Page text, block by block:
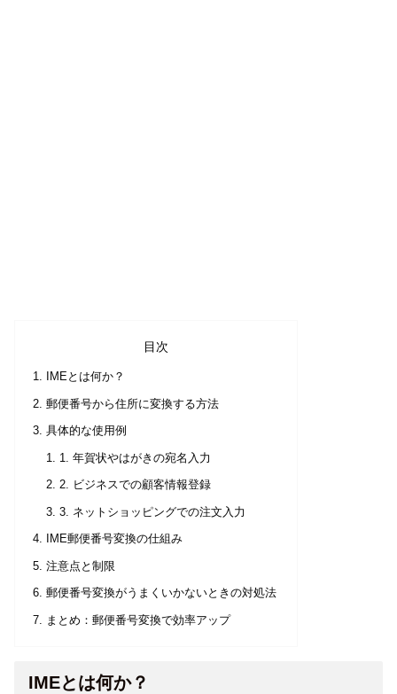
目次
IMEとは何か？
郵便番号から住所に変換する方法
具体的な使用例
1. 年賀状やはがきの宛名入力
2. ビジネスでの顧客情報登録
3. ネットショッピングでの注文入力
IME郵便番号変換の仕組み
注意点と制限
郵便番号変換がうまくいかないときの対処法
まとめ：郵便番号変換で効率アップ
IMEとは何か？